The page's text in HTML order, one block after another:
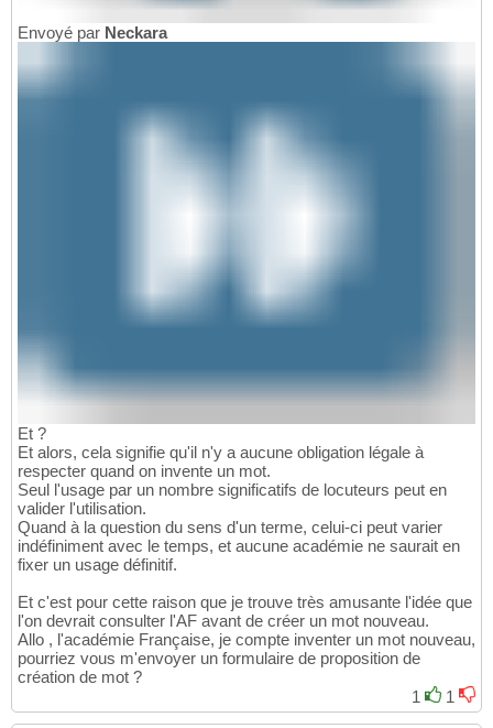
Envoyé par Neckara
Et ?
Et alors, cela signifie qu'il n'y a aucune obligation légale à
respecter quand on invente un mot.
Seul l'usage par un nombre significatifs de locuteurs peut en
valider l'utilisation.
Quand à la question du sens d'un terme, celui-ci peut varier
indéfiniment avec le temps, et aucune académie ne saurait en
fixer un usage définitif.
Et c'est pour cette raison que je trouve très amusante l'idée que
l'on devrait consulter l'AF avant de créer un mot nouveau.
Allo , l'académie Française, je compte inventer un mot nouveau,
pourriez vous m'envoyer un formulaire de proposition de
création de mot ?
1
1